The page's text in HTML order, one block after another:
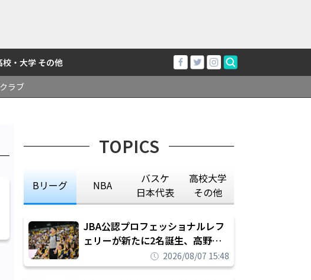
校・大学 その他
クラブ
TOPICS
Bリーグ NBA
バスケ
日本代表
高校大学
その他
JBA公認プロフェッショナルレフ
ェリーが新たに2名誕生、高野晃
平は16年間続けた会社員生活に別
れを告げてプロ転向を決断
2026/08/07 15:48